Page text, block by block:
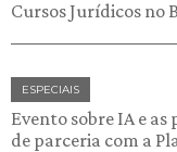
Cursos Jurídicos no
ESPECIAIS
Evento sobre IA e
de parceria com a